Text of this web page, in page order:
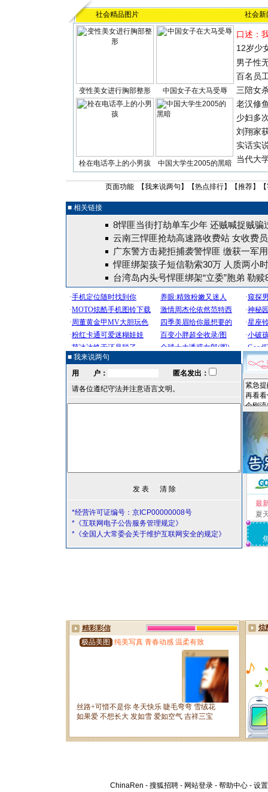
社会精品图片 社会新
变性美女进行胸部整形 中国女子在大马受辱
栓在电话亭上的小男孩 中国大学生2005的黑暗
口述：
12岁少
男子性
百名员
三陪女
老汉修
少妇多
刘翔家
实话实
当代大
页面功能 【我来说两句 】【热点排行】【推荐】【
■ 相关链接
8悍匪当街打劫单车少年 还贼喊捉贼骗
云南三悍匪抢劫高速路收费站 女收费
广东警方击毙拒捕袭警悍匪 缴获一军
悍匪绑架孩子短信勒索30万 人质两小
台湾岛内头号悍匪绑架“立委”胞弟 勒赎
■ 我来说两句
用 户：
匿名发出：
请各位遵纪守法并注意语言文明。
*经营许可证编号：京ICP00000008号
*《互联网电子公告服务管理规定》
*《全国人大常委会关于维护互联网安全的规定》
最
夏
ChinaRen - 搜狐招聘 - 网站登录 - 帮助中心 - 设